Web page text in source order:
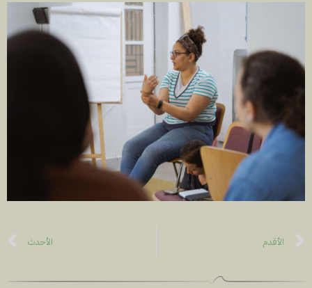
الأقدم الأحدث